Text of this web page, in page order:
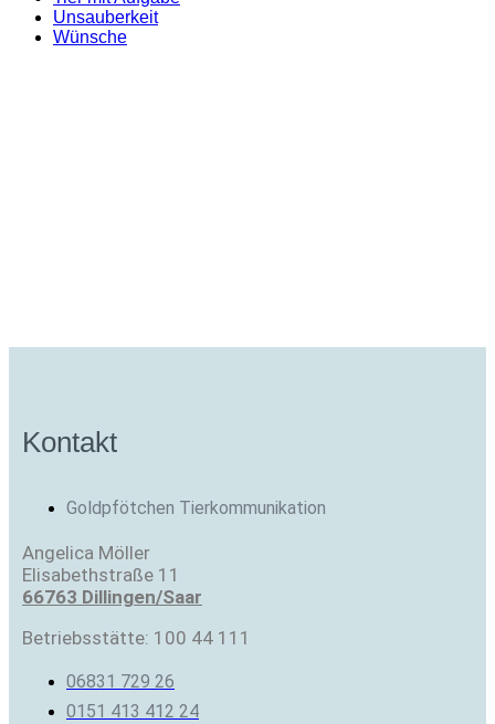
Unsauberkeit
Wünsche
Kontakt
Goldpfötchen Tierkommunikation
Angelica Möller
Elisabethstraße 11
66763 Dillingen/Saar
Betriebsstätte: 100 44 111
06831 729 26
0151 413 412 24